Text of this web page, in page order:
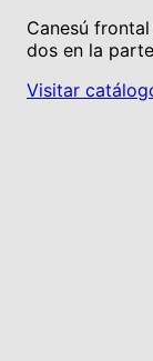
Canesú
dos en la
Visitar